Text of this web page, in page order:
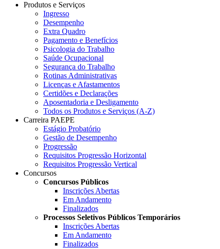
Produtos e Serviços
Ingresso
Desempenho
Extra Quadro
Pagamento e Benefícios
Psicologia do Trabalho
Saúde Ocupacional
Segurança do Trabalho
Rotinas Administrativas
Licenças e Afastamentos
Certidões e Declarações
Aposentadoria e Desligamento
Todos os Produtos e Serviços (A-Z)
Carreira PAEPE
Estágio Probatório
Gestão de Desempenho
Progressão
Requisitos Progressão Horizontal
Requisitos Progressão Vertical
Concursos
Concursos Públicos
Inscrições Abertas
Em Andamento
Finalizados
Processos Seletivos Públicos Temporários
Inscrições Abertas
Em Andamento
Finalizados